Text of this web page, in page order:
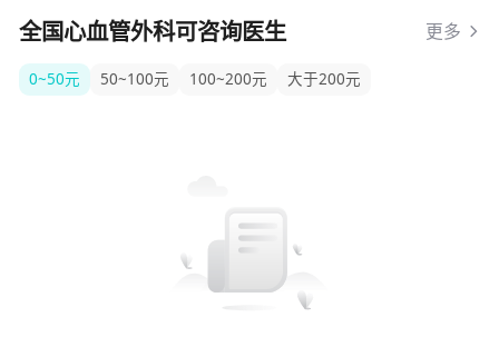
全国心血管外科可咨询医生 更多
0~50元 50~100元 100~200元 大于200元